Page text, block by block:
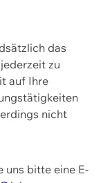
das
zu
auf Ihre
nicht
uns bitte eine E-